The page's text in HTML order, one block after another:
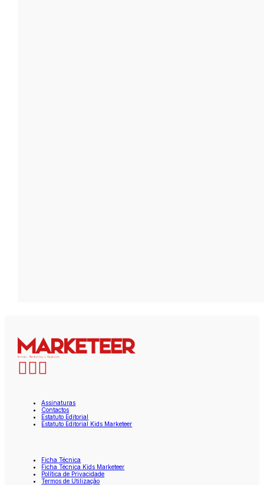
Assinaturas
Contactos
Estatuto Editorial
Estatuto Editorial Kids Marketeer
Ficha Técnica
Ficha Técnica Kids Marketeer
Política de Privacidade
Termos de Utilização